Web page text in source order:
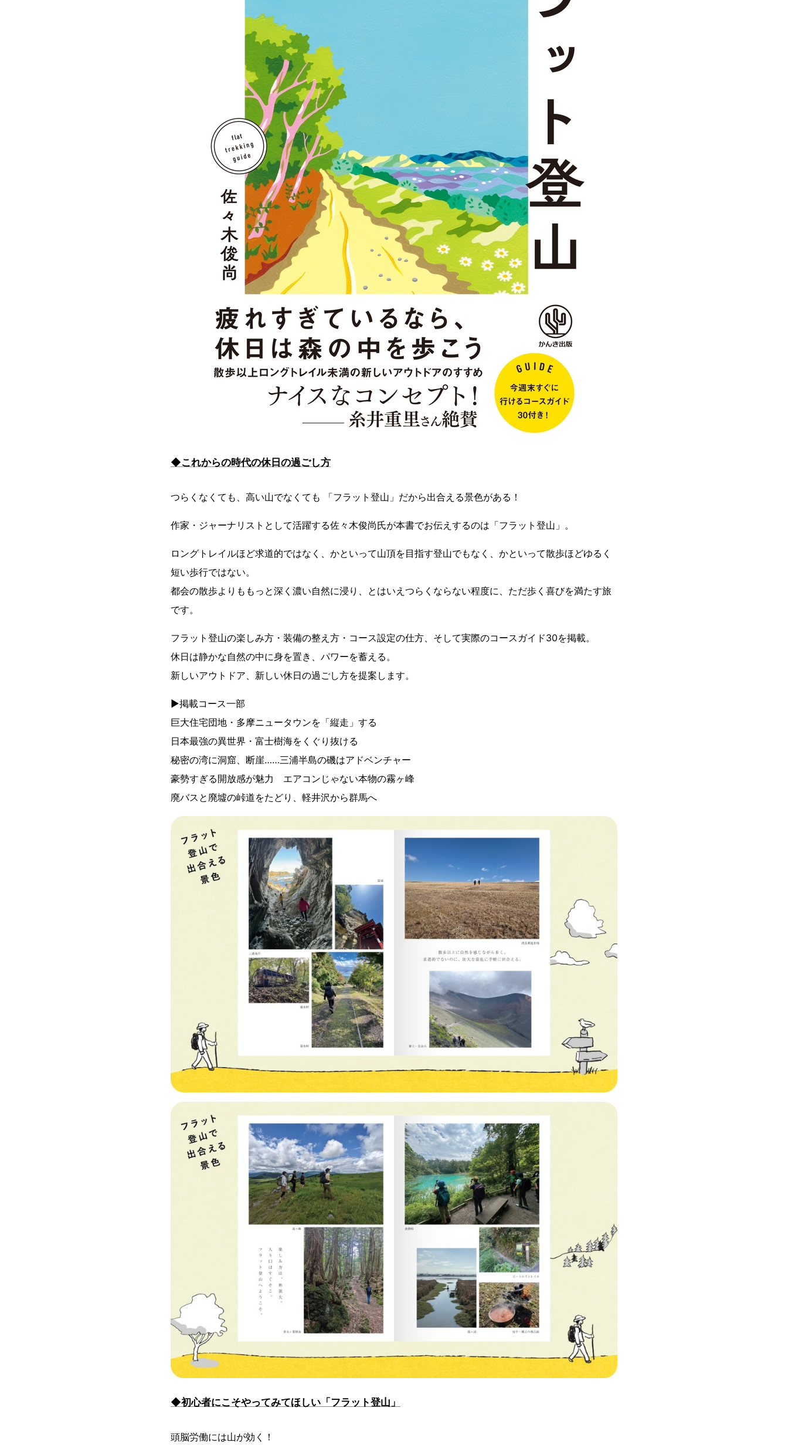
◆これからの時代の休日の過ごし方
つらくなくても、高い山でなくても 「フラット登山」だから出合える景色がある！
作家・ジャーナリストとして活躍する佐々木俊尚氏が本書でお伝えするのは「フラット登山」。
ロングトレイルほど求道的ではなく、かといって山頂を目指す登山でもなく、かといって散歩ほどゆるく
短い歩行ではない。
都会の散歩よりももっと深く濃い自然に浸り、とはいえつらくならない程度に、ただ歩く喜びを満たす旅
です。
フラット登山の楽しみ方・装備の整え方・コース設定の仕方、そして実際のコースガイド30を掲載。
休日は静かな自然の中に身を置き、パワーを蓄える。
新しいアウトドア、新しい休日の過ごし方を提案します。
▶︎掲載コース一部
巨大住宅団地・多摩ニュータウンを「縦走」する
日本最強の異世界・富士樹海をくぐり抜ける
秘密の湾に洞窟、断崖……三浦半島の磯はアドベンチャー
豪勢すぎる開放感が魅力 エアコンじゃない本物の霧ヶ峰
廃バスと廃墟の峠道をたどり、軽井沢から群馬へ
◆初心者にこそやってみてほしい「フラット登山」
頭脳労働には山が効く！